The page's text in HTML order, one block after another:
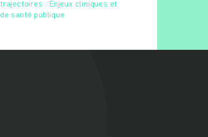
trajectoires : Enjeux cliniques et
de santé publique